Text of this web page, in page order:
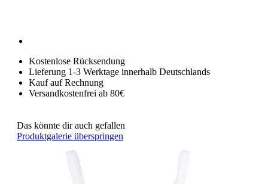
Kostenlose Rücksendung
Lieferung 1-3 Werktage innerhalb Deutschlands
Kauf auf Rechnung
Versandkostenfrei ab 80€
Das könnte dir auch gefallen
Produktgalerie überspringen